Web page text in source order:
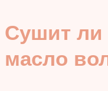
Сушит ли
масло